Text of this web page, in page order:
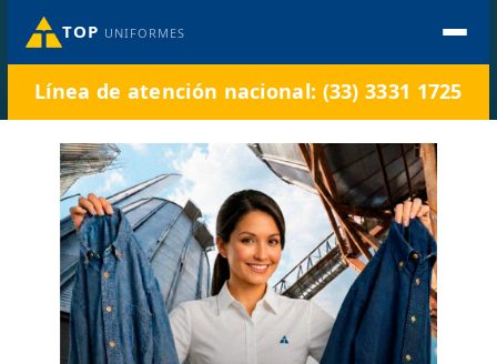
TOP UNIFORMES
Línea de atención nacional: (33) 3331 1725